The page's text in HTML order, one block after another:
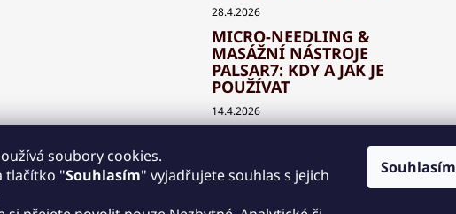
soubory cookies.
tlačítko "Souhlasím" vyjadřujete souhlas s jejich
Souhlasím
28.4.2026
MICRO-NEEDLING &
MASÁŽNÍ NÁSTROJE
PALSAR7: KDY A JAK JE
POUŽÍVAT
14.4.2026
BEAUTY TECHNOLOGIE S
KLASICKOU KOSMETIKOU?